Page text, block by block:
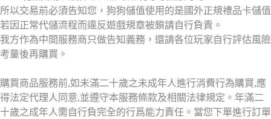
所以交易前必須告知您，狗狗儲值使用的是國外正規禮品卡儲值
若因正常代儲流程而違反遊戲規章被鎖請自行負責。
我方作為中間服務商只做告知義務，還請各位玩家自行評估風險
考量後再購買。
購買商品服務前,如未滿二十歲之未成年人進行消費行為購買,應
得法定代理人同意,並遵守本服務條款及相關法律規定。年滿二
十歲之成年人需自行負完全的行爲能力責任。當您下單進行訂單